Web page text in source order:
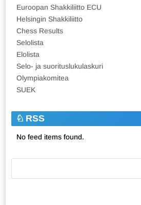
Euroopan Shakkiliitto ECU
Helsingin Shakkiliitto
Chess Results
Selolista
Elolista
Selo- ja suorituslukulaskuri
Olympiakomitea
SUEK
RSS
No feed items found.